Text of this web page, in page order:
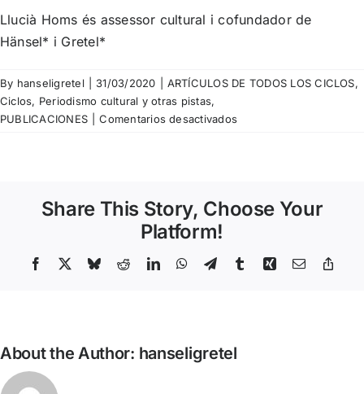
Llucià Homs és assessor cultural i cofundador de
Hänsel* i Gretel*
By hanseligretel 31/03/2020 ARTÍCULOS DE TODOS LOS CICLOS,
Ciclos, Periodismo cultural y otras pistas,
PUBLICACIONES
Comentarios desactivadosen
de
Share This Story, Choose Your
Platform!
Facebook BlueskyRedditLinkedInWhatsApp
TelegramTumblrXing Email
About the Author: hanseligretel